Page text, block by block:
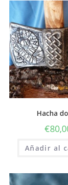
Hacha
€
Añadir al